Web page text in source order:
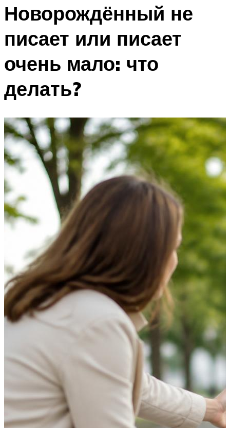
Новорождённый не
писает или писает
очень мало: что
делать?